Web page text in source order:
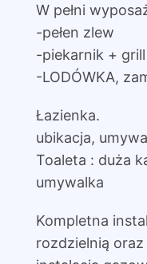
W pełni
-pełen zlew
-piekarnik + grill
-LODÓWKA,
Łazienka.
ubikacja,
Toaleta : duża
umywalka
Kompletna
rozdzielnią